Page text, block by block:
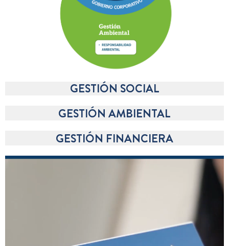
GESTIÓN SOCIAL
GESTIÓN AMBIENTAL
GESTIÓN FINANCIERA